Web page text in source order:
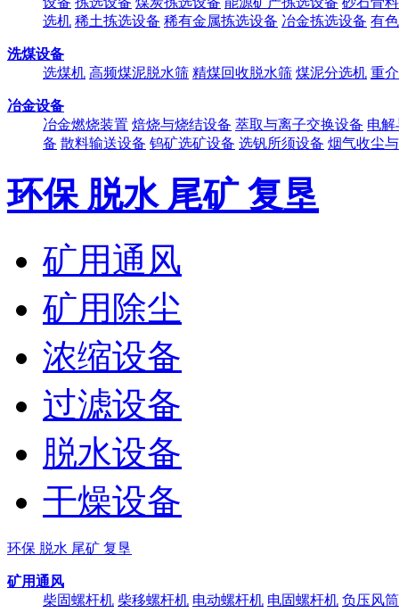
选机 稀土拣选设备 稀有金属拣选设备 冶金拣选设备 有
洗煤设备
选煤机 高频煤泥脱水筛 精煤回收脱水筛 煤泥分选机 重
冶金设备
冶金燃烧装置 焙烧与烧结设备 萃取与离子交换设备 电解
备 散料输送设备 钨矿选矿设备 选钒所须设备 烟气收尘
环保 脱水 尾矿 复垦
矿用通风
矿用除尘
浓缩设备
过滤设备
脱水设备
干燥设备
环保 脱水 尾矿 复垦
矿用通风
柴固螺杆机 柴移螺杆机 电动螺杆机 电固螺杆机 负压风筒